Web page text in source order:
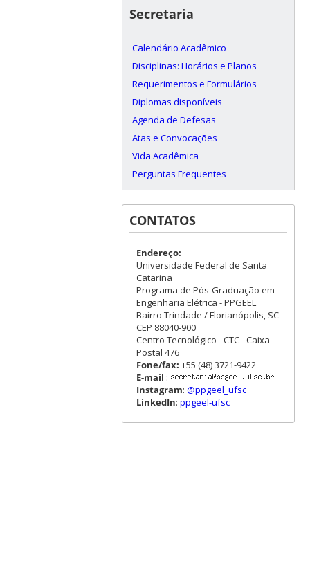
Secretaria
Calendário Acadêmico
Disciplinas: Horários e Planos
Requerimentos e Formulários
Diplomas disponíveis
Agenda de Defesas
Atas e Convocações
Vida Acadêmica
Perguntas Frequentes
CONTATOS
Endereço:
Universidade Federal de Santa
Catarina
Programa de Pós-Graduação em
Engenharia Elétrica - PPGEEL
Bairro Trindade / Florianópolis, SC -
CEP 88040-900
Centro Tecnológico - CTC - Caixa
Postal 476
Fone/fax: +55 (48) 3721-9422
E-mail :
Instagram: @ppgeel_ufsc
LinkedIn: ppgeel-ufsc